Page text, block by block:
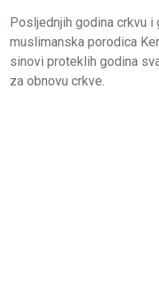
Posljednjih godina crkvu i
muslimanska porodica
sinovi proteklih godina
za obnovu crkve.